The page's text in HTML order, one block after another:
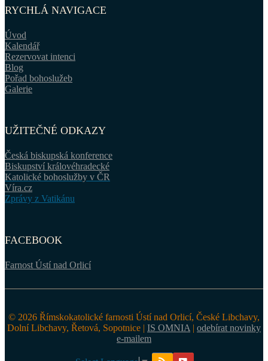
RYCHLÁ NAVIGACE
Úvod
Kalendář
Rezervovat intenci
Blog
Pořad bohoslužeb
Galerie
UŽITEČNÉ ODKAZY
Česká biskupská konference
Biskupství královéhradecké
Katolické bohoslužby v ČR
Víra.cz
Zprávy z Vatikánu
FACEBOOK
Farnost Ústí nad Orlicí
© 2026 Římskokatolické farnosti Ústí nad Orlicí, České Libchavy,
Dolní Libchavy, Řetová, Sopotnice | IS OMNIA | odebírat novinky
e-mailem